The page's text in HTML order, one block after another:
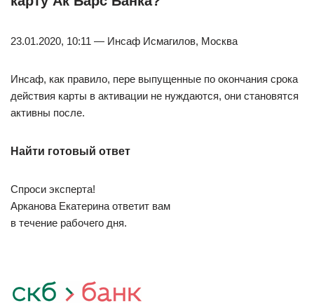
23.01.2020, 10:11 — Инсаф Исмагилов, Москва
Инсаф, как правило, пере выпущенные по окончания срока
действия карты в активации не нуждаются, они становятся
активны после.
Найти готовый ответ
Спроси эксперта!
Арканова Екатерина ответит вам
в течение рабочего дня.